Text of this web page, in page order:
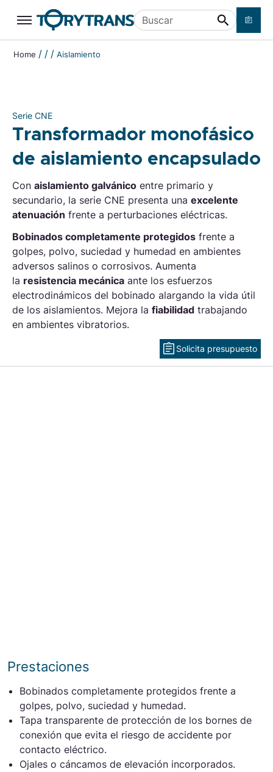
Ir a contenido principal Buscar
Home / / / Aislamiento
Serie CNE
Transformador monofásico de
aislamiento encapsulado
Serie CNE
Transformador monofásico
de aislamiento encapsulado
Con aislamiento galvánico entre primario y
secundario, la serie CNE presenta una excelente
atenuación frente a perturbaciones eléctricas.
Bobinados completamente protegidos frente a
golpes, polvo, suciedad y humedad en ambientes
adversos salinos o corrosivos. Aumenta
la resistencia mecánica ante los esfuerzos
electrodinámicos del bobinado alargando la vida útil
de los aislamientos. Mejora la fiabilidad trabajando
en ambientes vibratorios.
Solicita presupuesto
Prestaciones
Bobinados completamente protegidos frente a
golpes, polvo, suciedad y humedad.
Tapa transparente de protección de los bornes de
conexión que evita el riesgo de accidente por
contacto eléctrico.
Ojales o cáncamos de elevación incorporados.